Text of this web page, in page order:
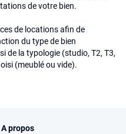
de votre bien.
de locations afin de
du type de bien
de la typologie (studio, T2, T3,
(meublé ou vide).
A propos